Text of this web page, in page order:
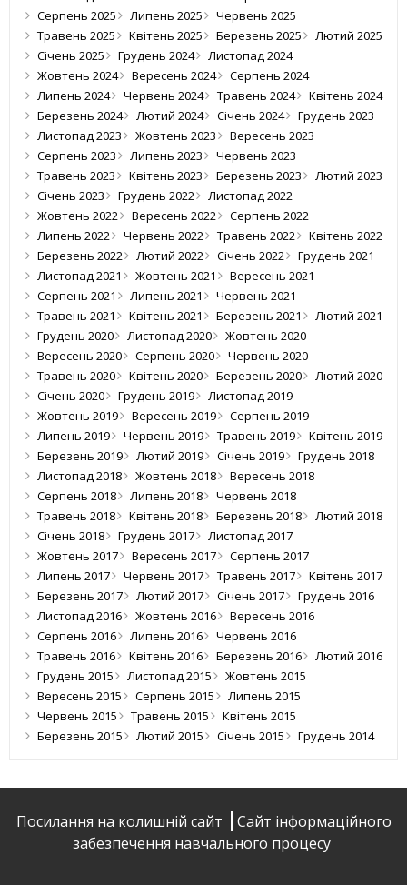
Серпень 2025
Липень 2025
Червень 2025
Травень 2025
Квітень 2025 Березень 2025
Лютий 2025
Січень 2025
Грудень 2024
Листопад 2024
Жовтень 2024
Вересень 2024
Серпень 2024
Липень 2024
Червень 2024 Травень 2024
Квітень 2024
Березень 2024
Лютий 2024 Січень 2024
Грудень 2023
Листопад 2023
Жовтень 2023
Вересень 2023
Серпень 2023
Липень 2023
Червень 2023
Травень 2023
Квітень 2023 Березень 2023
Лютий 2023
Січень 2023
Грудень 2022
Листопад 2022
Жовтень 2022
Вересень 2022
Серпень 2022
Липень 2022
Червень 2022 Травень 2022
Квітень 2022
Березень 2022
Лютий 2022 Січень 2022
Грудень 2021
Листопад 2021
Жовтень 2021
Вересень 2021
Серпень 2021
Липень 2021
Червень 2021
Травень 2021
Квітень 2021 Березень 2021
Лютий 2021
Грудень 2020
Листопад 2020
Жовтень 2020
Вересень 2020
Серпень 2020
Червень 2020
Травень 2020
Квітень 2020 Березень 2020
Лютий 2020
Січень 2020
Грудень 2019
Листопад 2019
Жовтень 2019
Вересень 2019
Серпень 2019
Липень 2019
Червень 2019 Травень 2019
Квітень 2019
Березень 2019
Лютий 2019 Січень 2019
Грудень 2018
Листопад 2018
Жовтень 2018
Вересень 2018
Серпень 2018
Липень 2018
Червень 2018
Травень 2018
Квітень 2018 Березень 2018
Лютий 2018
Січень 2018
Грудень 2017
Листопад 2017
Жовтень 2017
Вересень 2017
Серпень 2017
Липень 2017
Червень 2017 Травень 2017
Квітень 2017
Березень 2017
Лютий 2017 Січень 2017
Грудень 2016
Листопад 2016
Жовтень 2016
Вересень 2016
Серпень 2016
Липень 2016
Червень 2016
Травень 2016
Квітень 2016 Березень 2016
Лютий 2016
Грудень 2015
Листопад 2015
Жовтень 2015
Вересень 2015
Серпень 2015
Липень 2015
Червень 2015
Травень 2015
Квітень 2015
Березень 2015
Лютий 2015 Січень 2015 Грудень 2014
Посилання на колишній сайт
Сайт інформаційного
забезпечення навчального процесу